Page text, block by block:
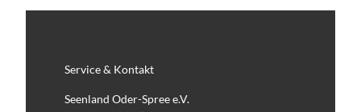
Service & Kontakt
Seenland Oder-Spree e.V.